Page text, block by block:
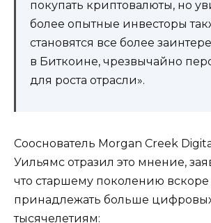
покупать криптовалюты, но
более опытные инвесторы
становятся все более
в Биткоине, чрезвычайно
для роста отрасли».
Сооснователь Morgan Creek
Уильямс отразил это мнение,
что старшему поколению вскоре
принадлежать больше
тысячелетиям: